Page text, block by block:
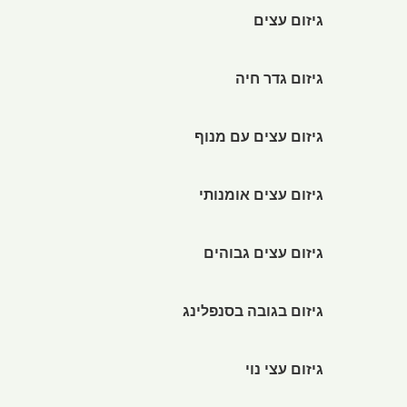
גיזום עצים
גיזום גדר חיה
גיזום עצים עם מנוף
גיזום עצים אומנותי
גיזום עצים גבוהים
גיזום בגובה בסנפלינג
גיזום עצי נוי